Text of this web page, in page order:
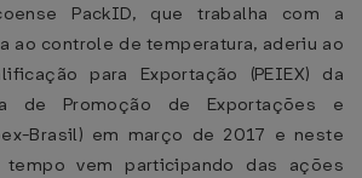
PackID, que trabalha com a
ao controle de temperatura, aderiu ao
para Exportação (PEIEX) da
de Promoção de Exportações e
Brasil) em março de 2017 e neste
vem participando das ações